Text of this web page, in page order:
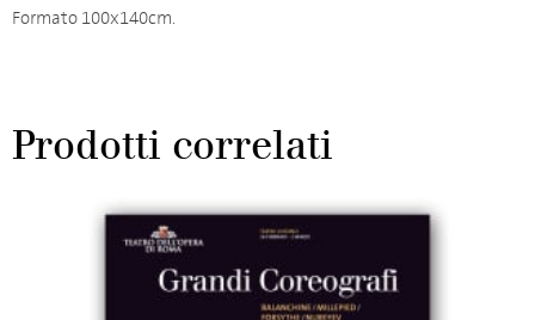
Formato 100x140cm.
Prodotti correlati